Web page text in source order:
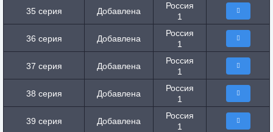
35 серия Добавлена
Россия
1
36 серия Добавлена
Россия
1
37 серия Добавлена
Россия
1
38 серия Добавлена
Россия
1
39 серия Добавлена
Россия
1